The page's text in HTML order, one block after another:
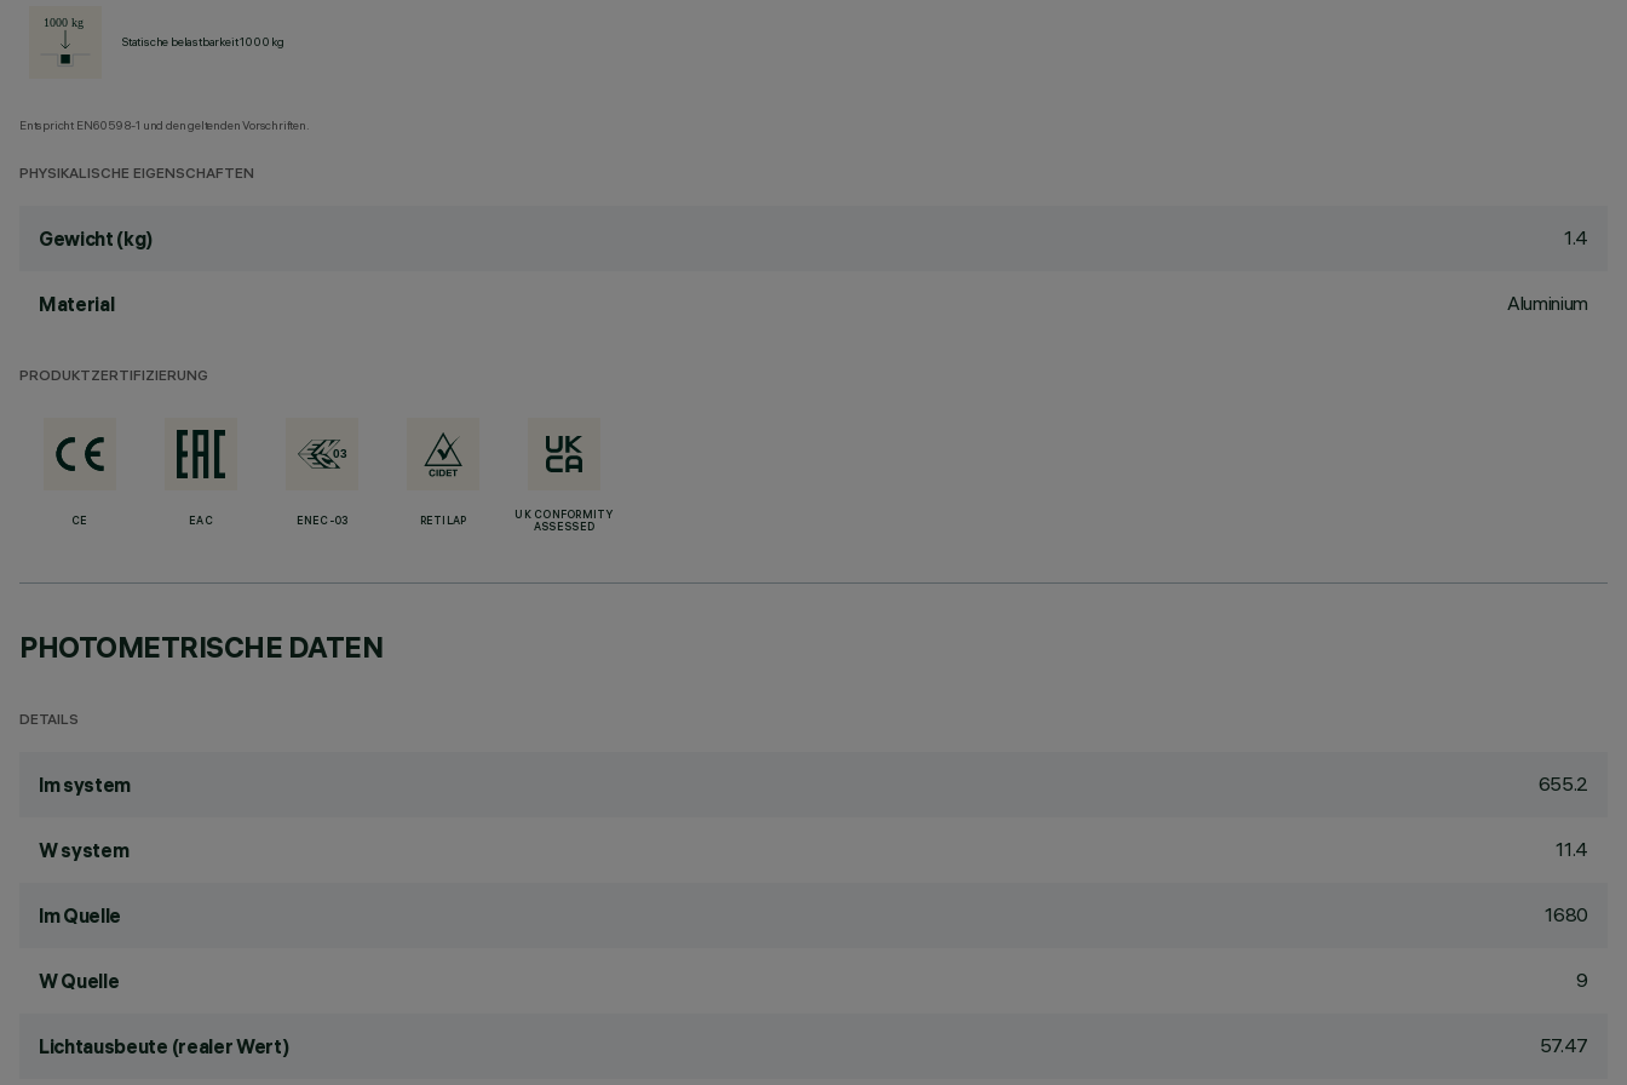
Statische belastbarkeit 1000 kg
Entspricht EN60598-1 und den geltenden Vorschriften.
PHYSIKALISCHE EIGENSCHAFTEN
Gewicht (kg) 1.4
Material Aluminium
PRODUKTZERTIFIZIERUNG
CE EAC ENEC-03 RETILAP
UK CONFORMITY
ASSESSED
PHOTOMETRISCHE DATEN
DETAILS
lm system 655.2
W system 11.4
lm Quelle 1680
W Quelle 9
Lichtausbeute (realer Wert) 57.47